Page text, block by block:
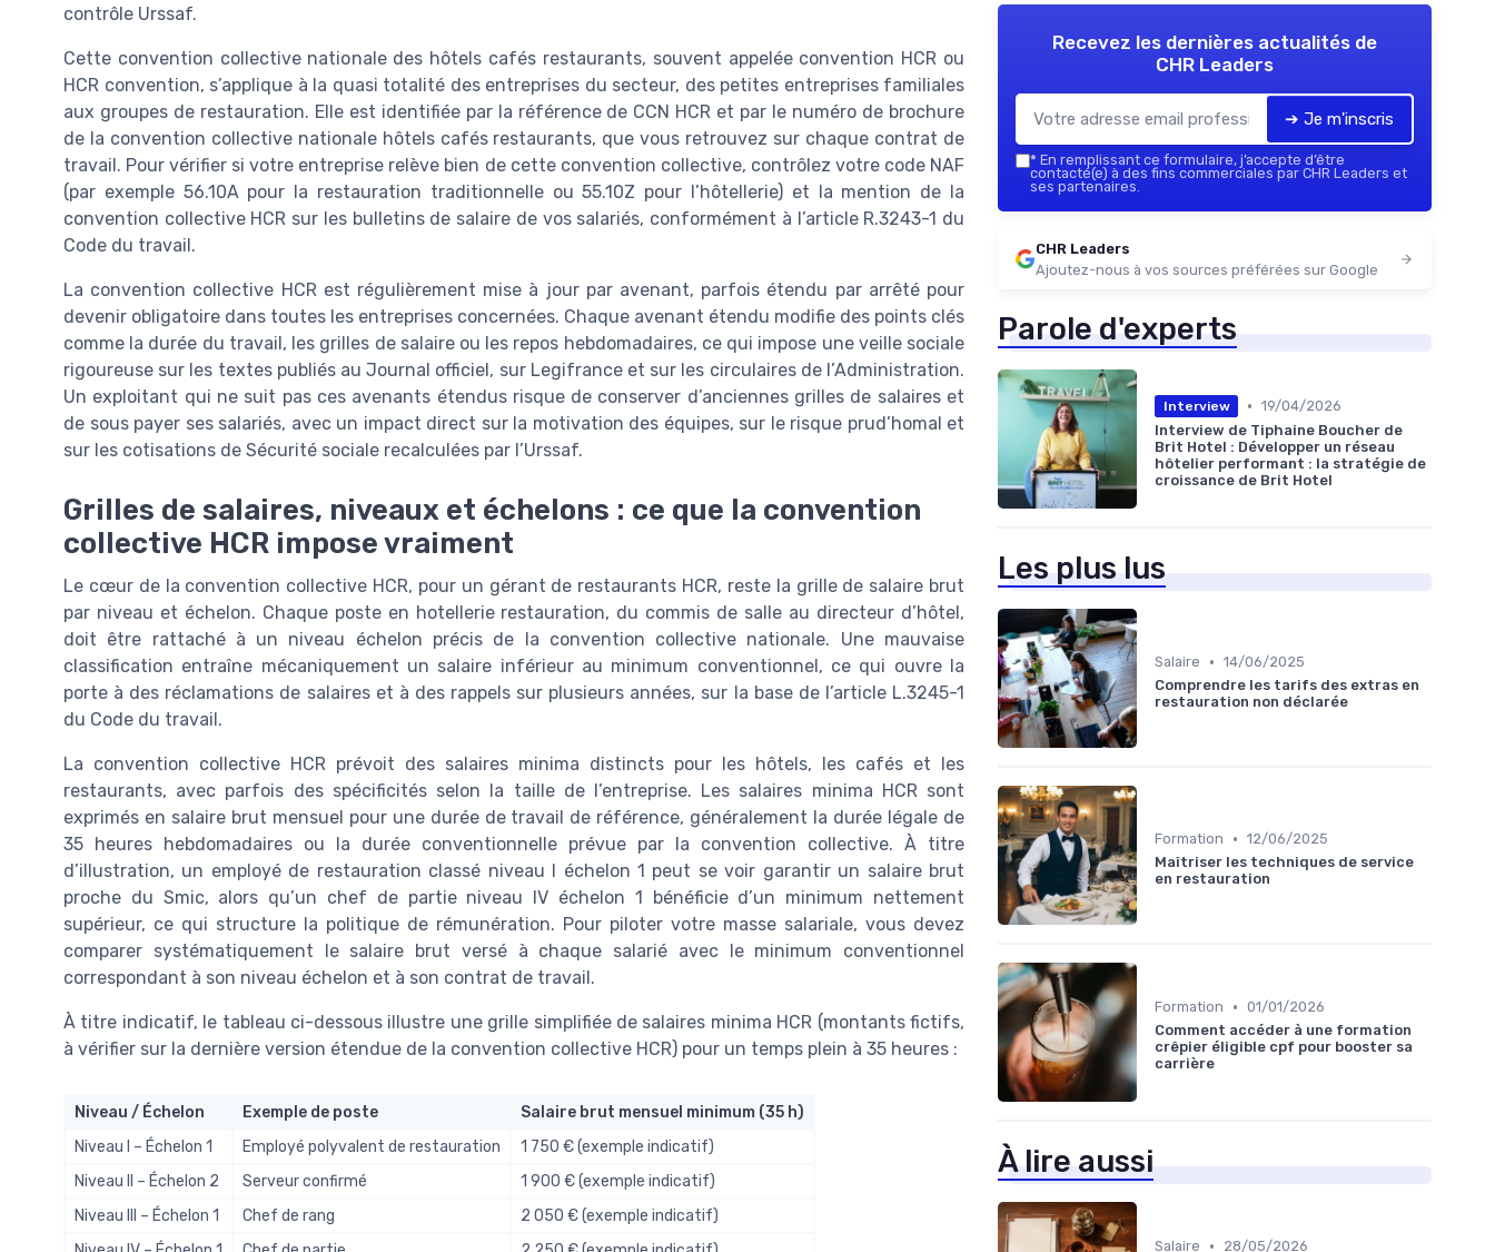
contrôle Urssaf.
Cette convention collective nationale des hôtels cafés restaurants, souvent appelée convention HCR ou
HCR convention, s’applique à la quasi totalité des entreprises du secteur, des petites entreprises familiales
aux groupes de restauration. Elle est identifiée par la référence de CCN HCR et par le numéro de brochure
de la convention collective nationale hôtels cafés restaurants, que vous retrouvez sur chaque contrat de
travail. Pour vérifier si votre entreprise relève bien de cette convention collective, contrôlez votre code NAF
(par exemple 56.10A pour la restauration traditionnelle ou 55.10Z pour l’hôtellerie) et la mention de la
convention collective HCR sur les bulletins de salaire de vos salariés, conformément à l’article R.3243-1 du
Code du travail.
La convention collective HCR est régulièrement mise à jour par avenant, parfois étendu par arrêté pour
devenir obligatoire dans toutes les entreprises concernées. Chaque avenant étendu modifie des points clés
comme la durée du travail, les grilles de salaire ou les repos hebdomadaires, ce qui impose une veille sociale
rigoureuse sur les textes publiés au Journal officiel, sur Legifrance et sur les circulaires de l’Administration.
Un exploitant qui ne suit pas ces avenants étendus risque de conserver d’anciennes grilles de salaires et
de sous payer ses salariés, avec un impact direct sur la motivation des équipes, sur le risque prud’homal et
sur les cotisations de Sécurité sociale recalculées par l’Urssaf.
Grilles de salaires, niveaux et échelons : ce que la convention
collective HCR impose vraiment
Le cœur de la convention collective HCR, pour un gérant de restaurants HCR, reste la grille de salaire brut
par niveau et échelon. Chaque poste en hotellerie restauration, du commis de salle au directeur d’hôtel,
doit être rattaché à un niveau échelon précis de la convention collective nationale. Une mauvaise
classification entraîne mécaniquement un salaire inférieur au minimum conventionnel, ce qui ouvre la
porte à des réclamations de salaires et à des rappels sur plusieurs années, sur la base de l’article L.3245-1
du Code du travail.
La convention collective HCR prévoit des salaires minima distincts pour les hôtels, les cafés et les
restaurants, avec parfois des spécificités selon la taille de l’entreprise. Les salaires minima HCR sont
exprimés en salaire brut mensuel pour une durée de travail de référence, généralement la durée légale de
35 heures hebdomadaires ou la durée conventionnelle prévue par la convention collective. À titre
d’illustration, un employé de restauration classé niveau I échelon 1 peut se voir garantir un salaire brut
proche du Smic, alors qu’un chef de partie niveau IV échelon 1 bénéficie d’un minimum nettement
supérieur, ce qui structure la politique de rémunération. Pour piloter votre masse salariale, vous devez
comparer systématiquement le salaire brut versé à chaque salarié avec le minimum conventionnel
correspondant à son niveau échelon et à son contrat de travail.
À titre indicatif, le tableau ci-dessous illustre une grille simplifiée de salaires minima HCR (montants fictifs,
à vérifier sur la dernière version étendue de la convention collective HCR) pour un temps plein à 35 heures :
Niveau / Échelon Exemple de poste
Salaire brut mensuel minimum (35 h)
Niveau I – Échelon 1
Employé polyvalent de restauration
1 750 € (exemple indicatif)
Niveau II – Échelon 2
Serveur confirmé
1 900 € (exemple indicatif)
Niveau III – Échelon 1
Chef de rang
2 050 € (exemple indicatif)
Recevez les dernières actualités de
CHR Leaders
➔ Je m'inscris
* En remplissant ce formulaire, j’accepte d’être
contacté(e) à des fins commerciales par CHR Leaders et
ses partenaires.
CHR Leaders
Ajoutez-nous à vos sources préférées sur Google
Parole d'experts
Interview • 19/04/2026
Interview de Tiphaine Boucher de
Brit Hotel : Développer un réseau
hôtelier performant : la stratégie de
croissance de Brit Hotel
Les plus lus
Salaire • 14/06/2025
Comprendre les tarifs des extras en
restauration non déclarée
Formation • 12/06/2025
Maîtriser les techniques de service
en restauration
Formation • 01/01/2026
Comment accéder à une formation
crêpier éligible cpf pour booster sa
carrière
À lire aussi
Salaire •
28/05/2026